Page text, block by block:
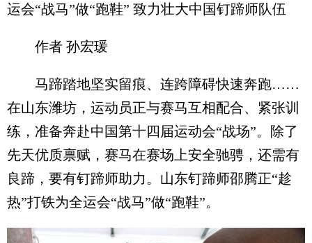
运会“战马”做“跑鞋” 致力壮大中国钉蹄师队伍
作者 孙宏瑗
马蹄踏地坚实留痕、连跨障碍快速奔跑……
在山东潍坊，运动员正与赛马互相配合、紧张训
练，准备奔赴中国第十四届运动会“战场”。除了
先天优质禀赋，赛马在赛场上安全驰骋，还需有
良蹄，要有钉蹄师助力。山东钉蹄师邵腾正“趁
热”打铁为全运会“战马”做“跑鞋”。